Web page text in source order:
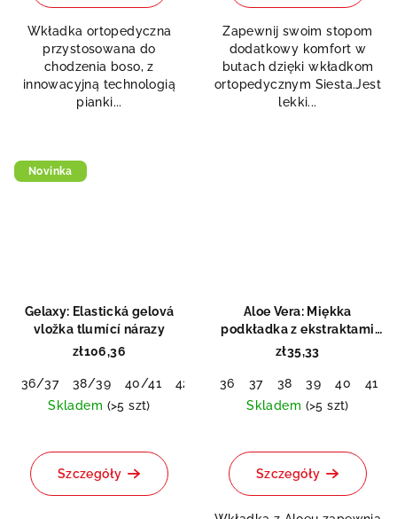
na
5
gwiazdek.
Wkładka ortopedyczna
przystosowana do
chodzenia boso, z
innowacyjną technologią
pianki...
Zapewnij swoim stopom
dodatkowy komfort w
butach dzięki wkładkom
ortopedycznym Siesta.Jest
lekki...
Novinka
Gelaxy: Elastická gelová
vložka tlumící nárazy
zł106,36
36/37 38/39 40/41 42/43 44/45
46/48
Skladem (>5 szt)
ocena
produktu
Szczegóły
Aloe Vera: Miękka
podkładka z ekstraktami
roślinnymi
zł35,33
36 37 38 39 40 41
Skladem (>5 szt)
Szczegóły